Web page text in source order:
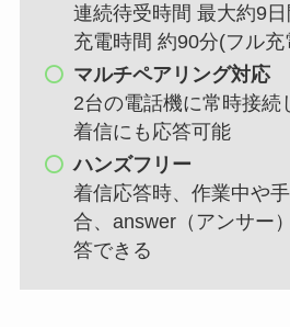
連続待受時間 最大約9日
充電時間 約90分(フル充
マルチペアリング対応
2台の電話機に常時接続
着信にも応答可能
ハンズフリー
着信応答時、作業中や
合、answer（アンサー
答できる